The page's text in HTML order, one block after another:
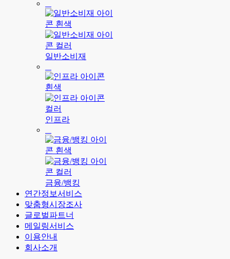
일반소비재
인프라
금융/뱅킹
연간정보서비스
맞춤형시장조사
글로벌파트너
메일링서비스
이용안내
회사소개